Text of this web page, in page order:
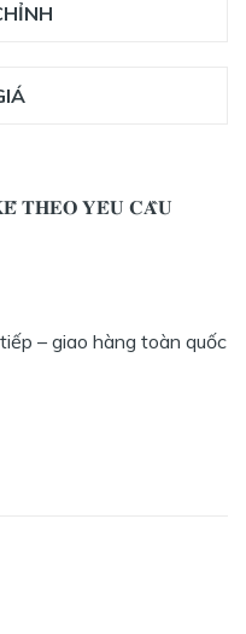
𝐓𝐇𝐄𝐎 𝐘𝐄̂𝐔 𝐂𝐀̂̀𝐔
– giao hàng toàn quốc